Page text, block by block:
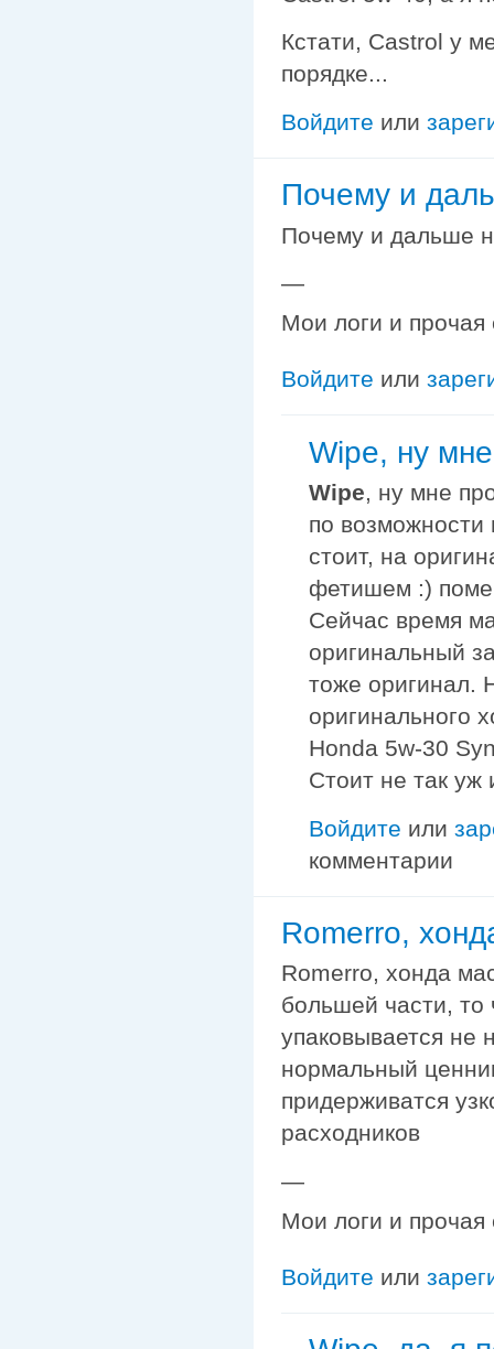
Кстати, Castrol у
порядке...
Войдите или
Почему и
Почему и дальше
—
Мои логи и
Войдите или
Wipe, ну
Wipe, ну мне
по возможности
стоит, на
фетишем :)
Сейчас время
оригинальный
тоже оригинал.
оригинального
Honda 5w-30
Стоит не так уж
Войдите или
комментарии
Romerro,
Romerro, хонда
большей части, то
упаковывается не
нормальный
придерживатся
расходников
—
Мои логи и
Войдите или